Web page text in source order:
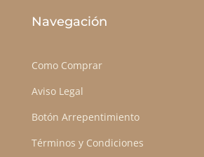
Navegación
Como Comprar
Aviso Legal
Botón Arrepentimiento
Términos y Condiciones